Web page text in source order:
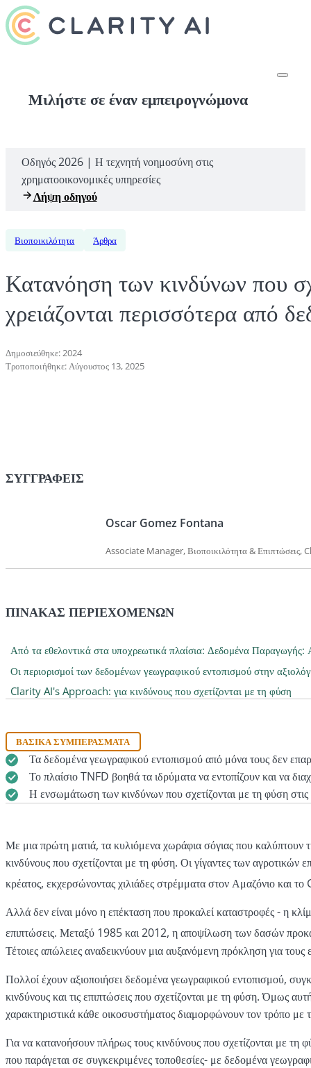
Μιλήστε σε έναν εμπειρογνώμονα
Οδηγός 2026 | Η τεχνητή νοημοσύνη στις
χρηματοοικονομικές υπηρεσίες
Λήψη οδηγού
Βιοποικιλότητα Άρθρα
Κατανόηση των κινδύνων που
χρειάζονται περισσότερα από
Δημοσιεύθηκε: 2024
Τροποποιήθηκε: Αύγουστος 13, 2025
ΣΥΓΓΡΑΦΕΊΣ
Oscar Gomez Fontana
Associate Manager, Βιοποικιλότητα & Επιπτώσεις,
ΠΊΝΑΚΑΣ ΠΕΡΙΕΧΟΜΈΝΩΝ
Από τα εθελοντικά στα υποχρεωτικά πλαίσια: Δεδομένα
Οι περιορισμοί των δεδομένων γεωγραφικού εντοπισμού στην
Clarity AI's Approach: για κινδύνους που σχετίζονται με τη φύση
ΒΑΣΙΚΆ ΣΥΜΠΕΡΆΣΜΑΤΑ
Τα δεδομένα γεωγραφικού εντοπισμού από μόνα τους δεν
Το πλαίσιο TNFD βοηθά τα ιδρύματα να εντοπίζουν και να
Η ενσωμάτωση των κινδύνων που σχετίζονται με τη φύση
Με μια πρώτη ματιά, τα κυλιόμενα χωράφια σόγιας που καλύπτουν
κινδύνους που σχετίζονται με τη φύση. Οι γίγαντες των
κρέατος, εκχερσώνοντας χιλιάδες στρέμματα στον Αμαζόνιο και
Αλλά δεν είναι μόνο η επέκταση που προκαλεί καταστροφές - η
επιπτώσεις. Μεταξύ 1985 και 2012, η αποψίλωση των δασών
Τέτοιες απώλειες αναδεικνύουν μια αυξανόμενη πρόκληση για
Πολλοί έχουν αξιοποιήσει δεδομένα γεωγραφικού εντοπισμού,
κινδύνους και τις επιπτώσεις που σχετίζονται με τη φύση. Όμως
χαρακτηριστικά κάθε οικοσυστήματος διαμορφώνουν τον τρόπο με
Για να κατανοήσουν πλήρως τους κινδύνους που σχετίζονται με
που παράγεται σε συγκεκριμένες τοποθεσίες- με δεδομένα